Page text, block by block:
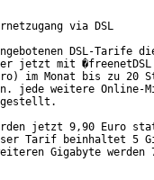
via DSL
DSL-Tarife
jetzt mit
im Monat bis zu 20
jede weitere Online-
gestellt.
jetzt 9,90 Euro
Tarif beinhaltet 5
Gigabyte werden